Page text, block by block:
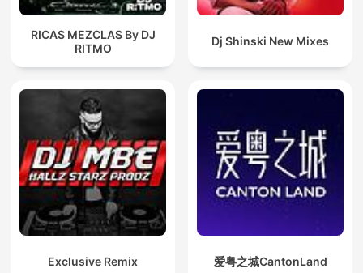
RICAS MEZCLAS By DJ
RITMO
Dj Shinski New Mixes
Exclusive Remix 爱粤之城CantonLand